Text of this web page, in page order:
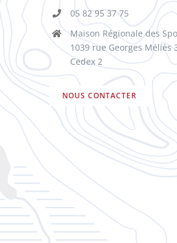
05 82 95 37 75
Maison Régionale des
1039 rue Georges Méliès
Cedex 2
NOUS CONTACTER